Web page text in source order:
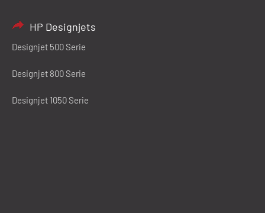
HP Designjets
Designjet 500 Serie
Designjet 800 Serie
Designjet 1050 Serie